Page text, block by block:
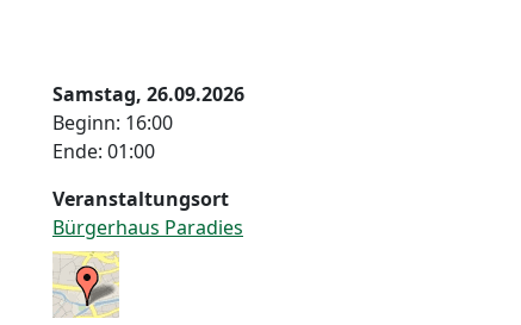
Samstag, 26.09.2026
Beginn: 16:00
Ende: 01:00
Veranstaltungsort
Bürgerhaus Paradies